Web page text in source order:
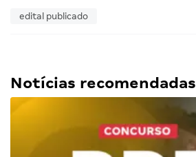
edital publicado
Notícias recomendadas